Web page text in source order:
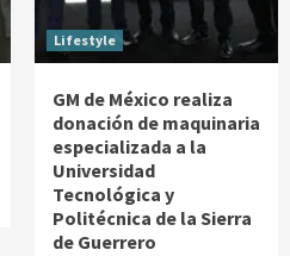
Lifestyle
GM de México realiza
donación de maquinaria
especializada a la
Universidad
Tecnológica y
Politécnica de la Sierra
de Guerrero